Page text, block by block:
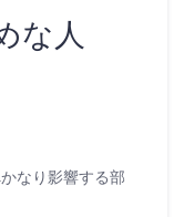
な人
なり影響する部